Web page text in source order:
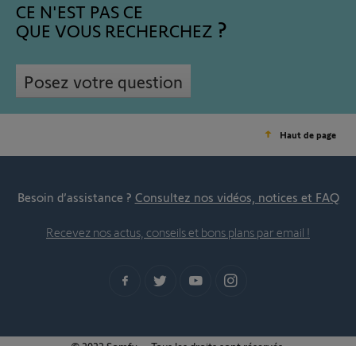
CE N'EST PAS CE
QUE VOUS RECHERCHEZ
Posez votre question
Haut de page
Besoin d’assistance ? Consultez nos vidéos, notices et FAQ
Recevez nos actus, conseils et bons plans par email !